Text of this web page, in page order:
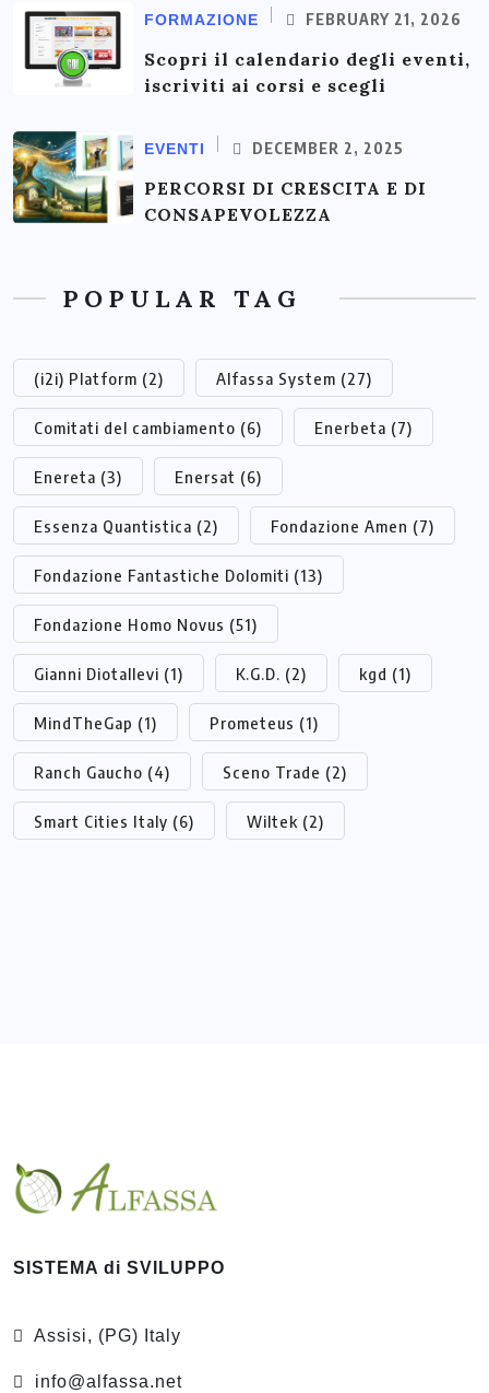
FORMAZIONE FEBRUARY 21, 2026
Scopri il calendario degli eventi,
iscriviti ai corsi e scegli
EVENTI DECEMBER 2, 2025
PERCORSI DI CRESCITA E DI
CONSAPEVOLEZZA
POPULAR TAG
(i2i) Platform (2) Alfassa System (27)
Comitati del cambiamento (6) Enerbeta (7)
Enereta (3) Enersat (6)
Essenza Quantistica (2) Fondazione Amen (7)
Fondazione Fantastiche Dolomiti (13)
Fondazione Homo Novus (51)
Gianni Diotallevi (1) K.G.D. (2) kgd (1)
MindTheGap (1) Prometeus (1)
Ranch Gaucho (4) Sceno Trade (2)
Smart Cities Italy (6) Wiltek (2)
SISTEMA di SVILUPPO
Assisi, (PG) Italy
info@alfassa.net